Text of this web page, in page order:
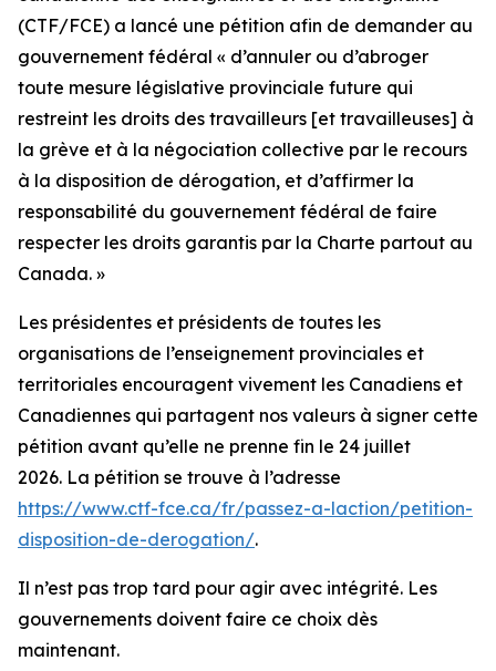
(CTF/FCE) a lancé une pétition afin de demander au
gouvernement fédéral « d’annuler ou d’abroger
toute mesure législative provinciale future qui
restreint les droits des travailleurs [et travailleuses] à
la grève et à la négociation collective par le recours
à la disposition de dérogation, et d’affirmer la
responsabilité du gouvernement fédéral de faire
respecter les droits garantis par la Charte partout au
Canada. »
Les présidentes et présidents de toutes les
organisations de l’enseignement provinciales et
territoriales encouragent vivement les Canadiens et
Canadiennes qui partagent nos valeurs à signer cette
pétition avant qu’elle ne prenne fin le 24 juillet
2026. La pétition se trouve à l’adresse
https://www.ctf-fce.ca/fr/passez-a-laction/petition-
disposition-de-derogation/.
Il n’est pas trop tard pour agir avec intégrité. Les
gouvernements doivent faire ce choix dès
maintenant.